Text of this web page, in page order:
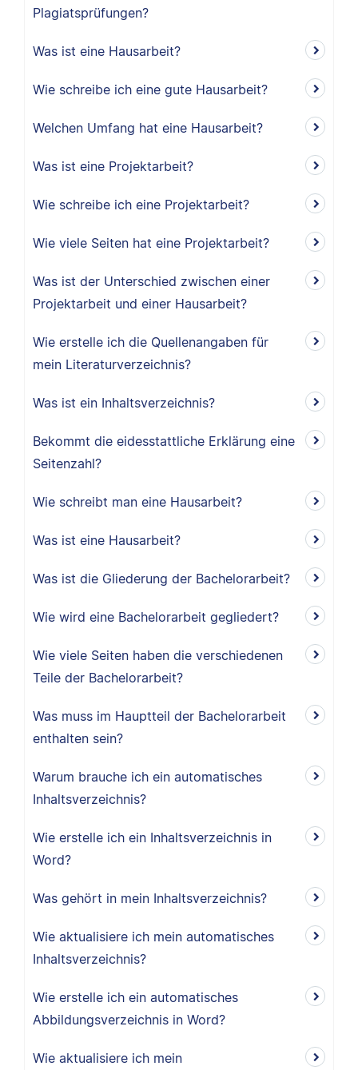
Plagiatsprüfungen?
Was ist eine Hausarbeit?
Wie schreibe ich eine gute Hausarbeit?
Welchen Umfang hat eine Hausarbeit?
Was ist eine Projektarbeit?
Wie schreibe ich eine Projektarbeit?
Wie viele Seiten hat eine Projektarbeit?
Was ist der Unterschied zwischen einer
Projektarbeit und einer Hausarbeit?
Wie erstelle ich die Quellenangaben für
mein Literaturverzeichnis?
Was ist ein Inhaltsverzeichnis?
Bekommt die eidesstattliche Erklärung eine
Seitenzahl?
Wie schreibt man eine Hausarbeit?
Was ist eine Hausarbeit?
Was ist die Gliederung der Bachelorarbeit?
Wie wird eine Bachelorarbeit gegliedert?
Wie viele Seiten haben die verschiedenen
Teile der Bachelorarbeit?
Was muss im Hauptteil der Bachelorarbeit
enthalten sein?
Warum brauche ich ein automatisches
Inhaltsverzeichnis?
Wie erstelle ich ein Inhaltsverzeichnis in
Word?
Was gehört in mein Inhaltsverzeichnis?
Wie aktualisiere ich mein automatisches
Inhaltsverzeichnis?
Wie erstelle ich ein automatisches
Abbildungsverzeichnis in Word?
Wie aktualisiere ich mein